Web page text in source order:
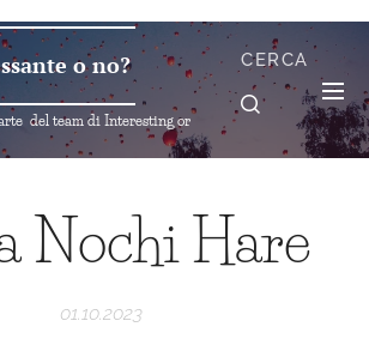
o no?
del team di Interesting or
CERCA
Nochi Hare
01.10.2023